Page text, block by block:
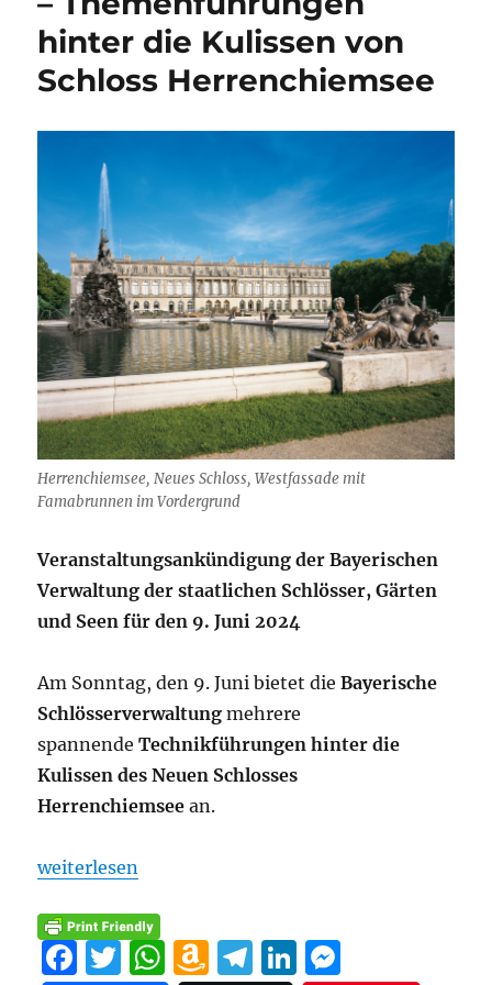
st
hinter die Kulissen von
Schloss Herrenchiemsee
Herrenchiemsee, Neues Schloss, Westfassade mit
Famabrunnen im Vordergrund
Veranstaltungsankündigung der Bayerischen
Verwaltung der staatlichen Schlösser, Gärten
und Seen für den 9. Juni 2024
Am Sonntag, den 9. Juni bietet dieBayerische
Schlösserverwaltung mehrere
spannendeTechnikführungen hinter die
Kulissen des Neuen Schlosses
Herrenchiemseean.
„„Traumwelt und Technik“ – Themenführungen
weiterlesen
F
T
W A
T
Li